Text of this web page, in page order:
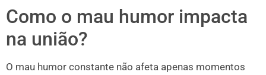
Como o mau humor impacta
na união?
O mau humor constante não afeta apenas momentos